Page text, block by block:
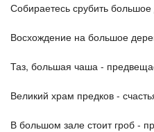
Собираетесь срубить
Восхождение на большое
Таз, большая чаша -
Великий храм предков -
В большом зале стоит гроб -